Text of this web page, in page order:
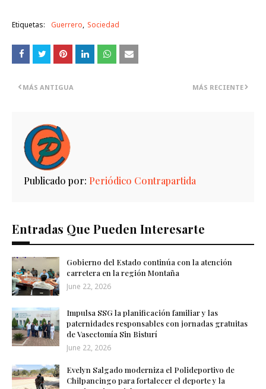
Etiquetas: Guerrero Sociedad
MÁS RECIENTE
MÁS ANTIGUA
Publicado por: Periódico Contrapartida
Entradas Que Pueden Interesarte
Gobierno del Estado continúa con la atención
carretera en la región Montaña
June 22, 2026
Impulsa SSG la planificación familiar y las
paternidades responsables con jornadas gratuitas
de Vasectomía Sin Bisturí
June 22, 2026
Evelyn Salgado moderniza el Polideportivo de
Chilpancingo para fortalecer el deporte y la